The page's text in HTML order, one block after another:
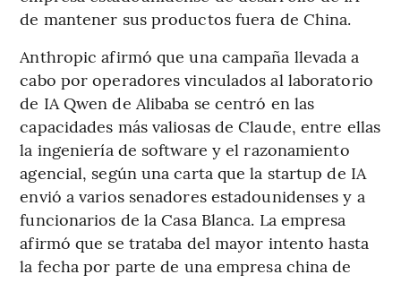
de mantener sus productos fuera de China.
Anthropic afirmó que una campaña llevada a
cabo por operadores vinculados al laboratorio
de IA Qwen de Alibaba se centró en las
capacidades más valiosas de Claude, entre ellas
la ingeniería de software y el razonamiento
agencial, según una carta que la startup de IA
envió a varios senadores estadounidenses y a
funcionarios de la Casa Blanca. La empresa
afirmó que se trataba del mayor intento hasta
la fecha por parte de una empresa china de